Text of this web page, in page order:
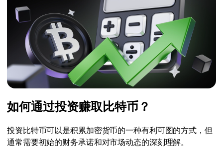
如何通过投资赚取比特币？
投资比特币可以是积累加密货币的一种有利可图的方式，但
通常需要初始的财务承诺和对市场动态的深刻理解。